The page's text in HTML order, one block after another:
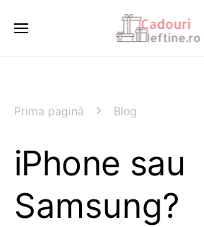
Prima pagină Blog
iPhone sau
Samsung?